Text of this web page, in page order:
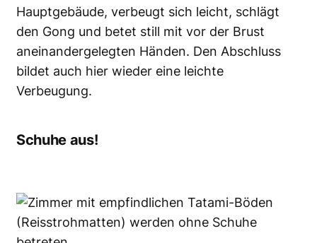
Hauptgebäude, verbeugt sich leicht, schlägt
den Gong und betet still mit vor der Brust
aneinandergelegten Händen. Den Abschluss
bildet auch hier wieder eine leichte
Verbeugung.
Schuhe aus!